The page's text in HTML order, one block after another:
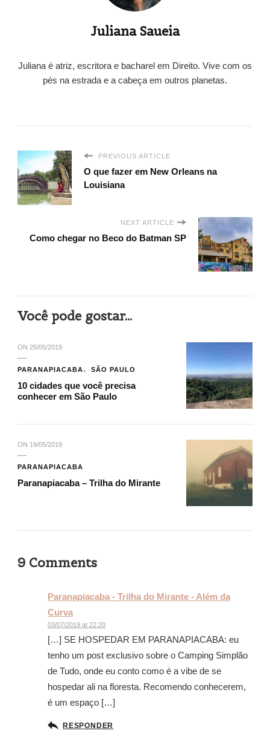
Juliana Saueia
Juliana é atriz, escritora e bacharel em Direito. Vive com os
pés na estrada e a cabeça em outros planetas.
PREVIOUS ARTICLE
O que fazer em New Orleans na
Louisiana
NEXT ARTICLE
Como chegar no Beco do Batman SP
Você pode gostar...
ON 25/05/2019
PARANAPIACABA SÃO PAULO
10 cidades que você precisa
conhecer em São Paulo
ON 19/05/2019
PARANAPIACABA
Paranapiacaba – Trilha do Mirante
9 Comments
Paranapiacaba - Trilha do Mirante - Além da
Curva
03/07/2019 at 22:20
[…] SE HOSPEDAR EM PARANAPIACABA: eu
tenho um post exclusivo sobre o Camping Simplão
de Tudo, onde eu conto como é a vibe de se
hospedar ali na floresta. Recomendo conhecerem,
é um espaço […]
RESPONDER